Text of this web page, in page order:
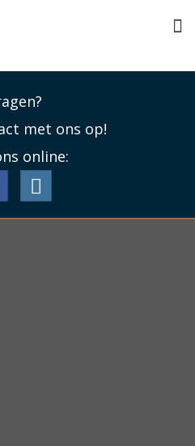
met ons op!
online: